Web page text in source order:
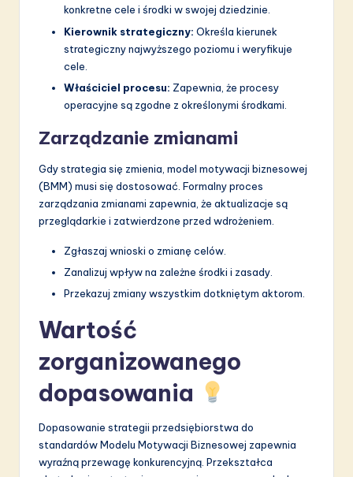
konkretne cele i środki w swojej dziedzinie.
Kierownik strategiczny: Określa kierunek
strategiczny najwyższego poziomu i weryfikuje
cele.
Właściciel procesu: Zapewnia, że procesy
operacyjne są zgodne z określonymi środkami.
Zarządzanie zmianami
Gdy strategia się zmienia, model motywacji biznesowej
(BMM) musi się dostosować. Formalny proces
zarządzania zmianami zapewnia, że aktualizacje są
przeglądarkie i zatwierdzone przed wdrożeniem.
Zgłaszaj wnioski o zmianę celów.
Zanalizuj wpływ na zależne środki i zasady.
Przekazuj zmiany wszystkim dotkniętym aktorom.
Wartość
zorganizowanego
dopasowania
Dopasowanie strategii przedsiębiorstwa do
standardów Modelu Motywacji Biznesowej zapewnia
wyraźną przewagę konkurencyjną. Przekształca